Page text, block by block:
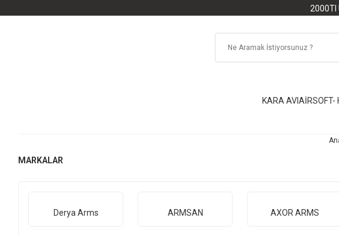
2000Tl
KARA AVIAİRSOFT-
MARKALAR
Derya Arms ARMSAN AXOR ARMS